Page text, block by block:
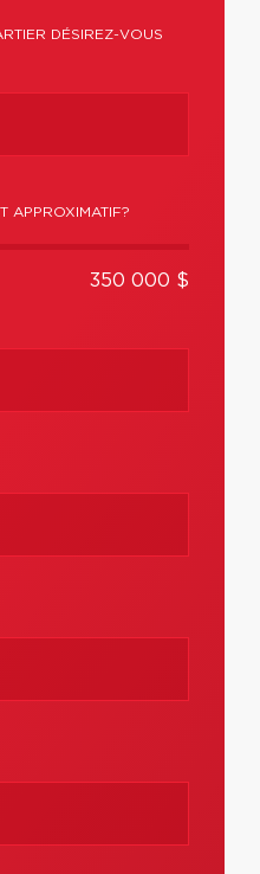
DÉSIREZ-VOUS
APPROXIMATIF?
350 000 $